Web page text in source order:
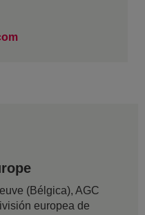
(Bélgica), AGC
europea de